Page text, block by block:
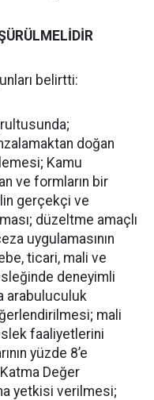
belirtti:
doğan
Kamu
ve formların bir
gerçekçi ve
düzeltme amaçlı
uygulamasının
ticari, mali ve
deneyimli
arabuluculuk
mali
faaliyetlerini
yüzde 8’e
Değer
yetkisi verilmesi;